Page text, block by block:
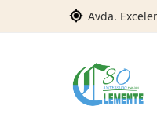
Avda.